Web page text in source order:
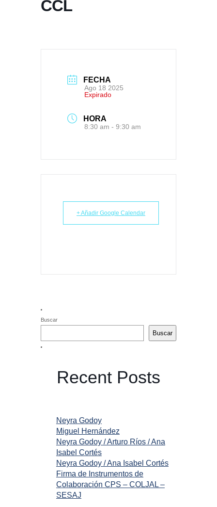
CCL
FECHA
Ago 18 2025
Expirado
HORA
8:30 am - 9:30 am
+ Añadir Google Calendar
Buscar
Buscar
Recent Posts
Neyra Godoy
Miguel Hernández
Neyra Godoy / Arturo Ríos / Ana
Isabel Cortés
Neyra Godoy / Ana Isabel Cortés
Firma de Instrumentos de
Colaboración CPS – COLJAL –
SESAJ